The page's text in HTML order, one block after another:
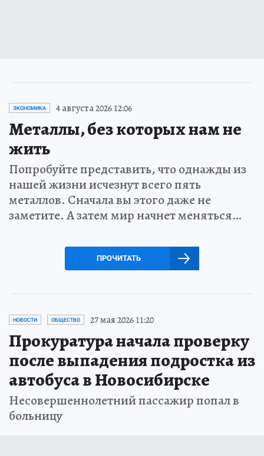
ЭКОНОМИКА 4 августа 2026 12:06
Металлы, без которых нам не
жить
Попробуйте представить, что однажды из
нашей жизни исчезнут всего пять
металлов. Сначала вы этого даже не
заметите. А затем мир начнет меняться…
ПРОЧИТАТЬ
НОВОСТИ ОБЩЕСТВО 27 мая 2026 11:20
Прокуратура начала проверку
после выпадения подростка из
автобуса в Новосибирске
Несовершеннолетний пассажир попал в
больницу